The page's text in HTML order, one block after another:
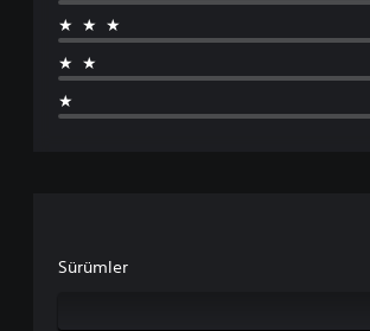
★★★
★★
★
Sürümler